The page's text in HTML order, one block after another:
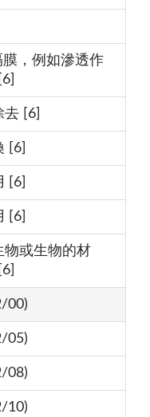
膜，例如滲透作
[6]
[6]
[6]
[6]
物或生物的材
00)
05)
08)
10)